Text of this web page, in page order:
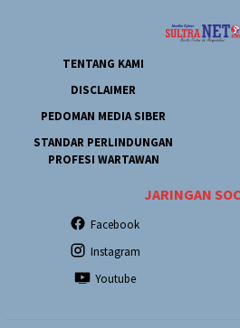
TENTANG KAMI
DISCLAIMER
PEDOMAN MEDIA SIBER
STANDAR PERLINDUNGAN
PROFESI WARTAWAN
JARINGAN
Facebook
Instagram
Youtube